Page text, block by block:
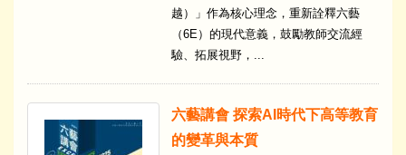
越）」作為核心理念，重新詮釋六藝
（6E）的現代意義，鼓勵教師交流經
驗、拓展視野，...
六藝講會 探索AI時代下高等教育
的變革與本質